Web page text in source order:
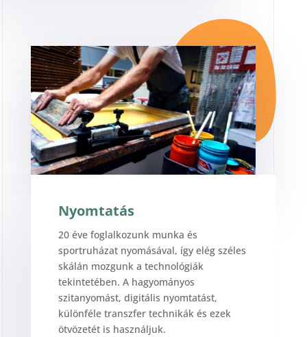
Nyomtatás
20 éve foglalkozunk munka és
sportruházat nyomásával, így elég széles
skálán mozgunk a technológiák
tekintetében. A hagyományos
szitanyomást, digitális nyomtatást,
különféle transzfer technikák és ezek
ötvözetét is használjuk.